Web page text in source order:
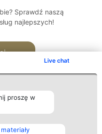
Live chat
proszę w
Sprawdź naszą
najlepszych!
Kontakt
Kontakt